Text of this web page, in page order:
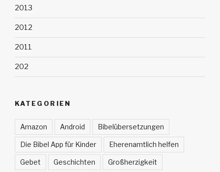
2013
2012
2011
202
KATEGORIEN
Amazon Android Bibelübersetzungen
Die Bibel App für Kinder Eherenamtlich helfen
Gebet Geschichten Großherzigkeit